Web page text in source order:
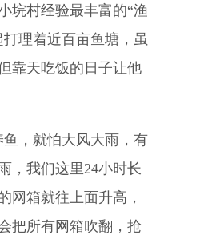
垸村经验最丰富的“渔
理着近百亩鱼塘，虽
靠天吃饭的日子让他
鱼，就怕大风大雨，有
，我们这里24小时长
网箱就往上面升高，
把所有网箱吹翻，抢